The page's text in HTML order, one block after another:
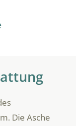
Die Asche